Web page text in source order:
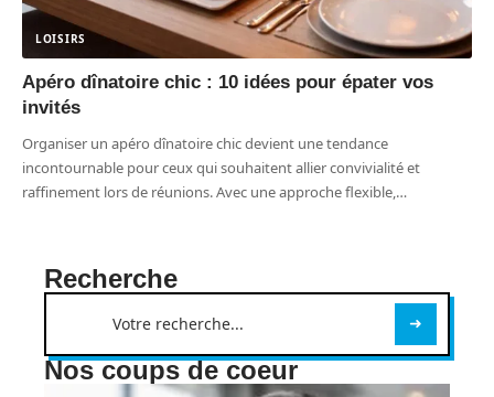
LOISIRS
Apéro dînatoire chic : 10 idées pour épater vos
invités
Organiser un apéro dînatoire chic devient une tendance
incontournable pour ceux qui souhaitent allier convivialité et
raffinement lors de réunions. Avec une approche flexible,…
Recherche
Nos coups de coeur